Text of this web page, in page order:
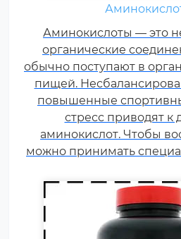
Аминокислоты — это
органические
обычно поступают в
пищей.
повышенные
стресс приводят к
аминокислот. Чтобы
можно принимать
Жиросжигатели
добавок, которые
улучшению
тренировок и
избавляться от
используя его в
дополнительного
энергии.